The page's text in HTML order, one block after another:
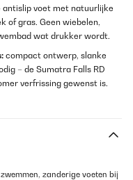
antislip voet met natuurlijke
of gras. Geen wiebelen,
wat drukker wordt.
compact ontwerp, slanke
– de Sumatra Falls RD
verfrissing gewenst is.
zanderige voeten bij